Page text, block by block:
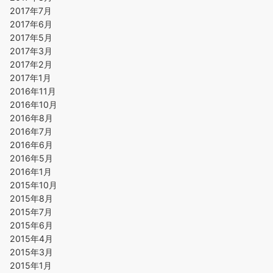
2017年7月
2017年6月
2017年5月
2017年3月
2017年2月
2017年1月
2016年11月
2016年10月
2016年8月
2016年7月
2016年6月
2016年5月
2016年1月
2015年10月
2015年8月
2015年7月
2015年6月
2015年4月
2015年3月
2015年1月